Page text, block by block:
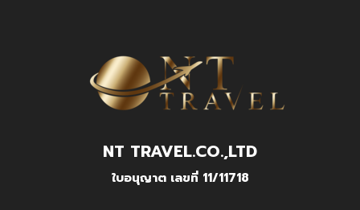
NT TRAVEL.CO.,LTD
ใบอนุญาต เลขที่ 11/11718